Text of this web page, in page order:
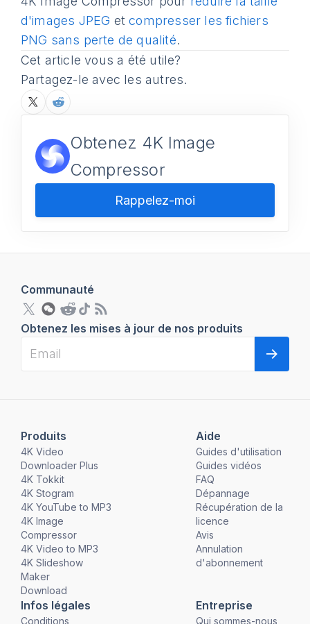
d'images JPEG etcompresser les fichiers
PNG sans perte de qualité.
Cet article vous a été utile?
Partagez-le avec les autres.
Obtenez 4K Image
Compressor
Rappelez-moi
Produits
4K Video
Downloader Plus
4K Tokkit
4K Stogram
4K YouTube to MP3
4K Image
Compressor
4K Video to MP3
4K Slideshow
Maker
Download
Aide
Guides d'utilisation
Guides vidéos
FAQ
Dépannage
Récupération de la
licence
Avis
Annulation
d'abonnement
Infos légales
Conditions
Entreprise
Qui sommes-nous
Communauté
Obtenez les mises à jour de nos produits